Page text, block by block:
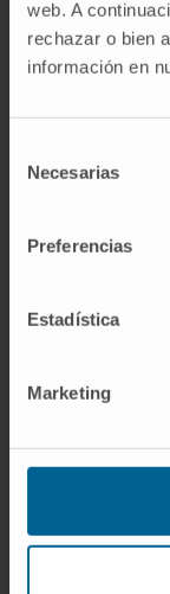
web. A
rechazar o bien
información en
Necesarias
Preferencias
Estadística
Marketing
En
Autora de
revistas
4 capítulos